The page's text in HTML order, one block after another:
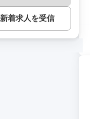
新着求人を受信